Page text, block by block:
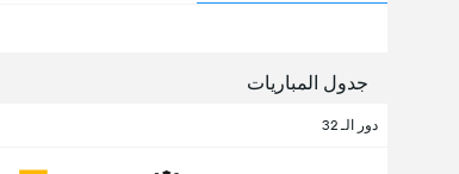
جدول المباريات
دور الـ 32